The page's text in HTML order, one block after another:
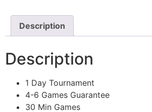
Description
Description
1 Day Tournament
4-6 Games Guarantee
30 Min Games